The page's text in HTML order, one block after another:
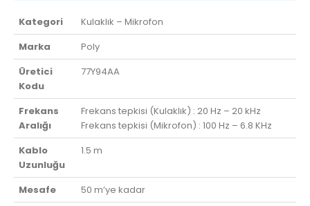
Kategori
Kulaklık – Mikrofon
Marka
Poly
Üretici
Kodu
77Y94AA
Frekans
Aralığı
Frekans tepkisi (Kulaklık) : 20 Hz – 20 kHz
Frekans tepkisi (Mikrofon) : 100 Hz – 6.8 KHz
Kablo
Uzunluğu
1.5 m
Mesafe
50 m’ye kadar